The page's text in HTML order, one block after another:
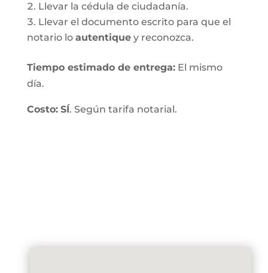
Llevar la cédula de ciudadanía.
Llevar el documento escrito para que el
notario lo autentiquey reconozca.
Tiempo estimado de entrega:El mismo
día.
Costo: SÍ. Según tarifa notarial.